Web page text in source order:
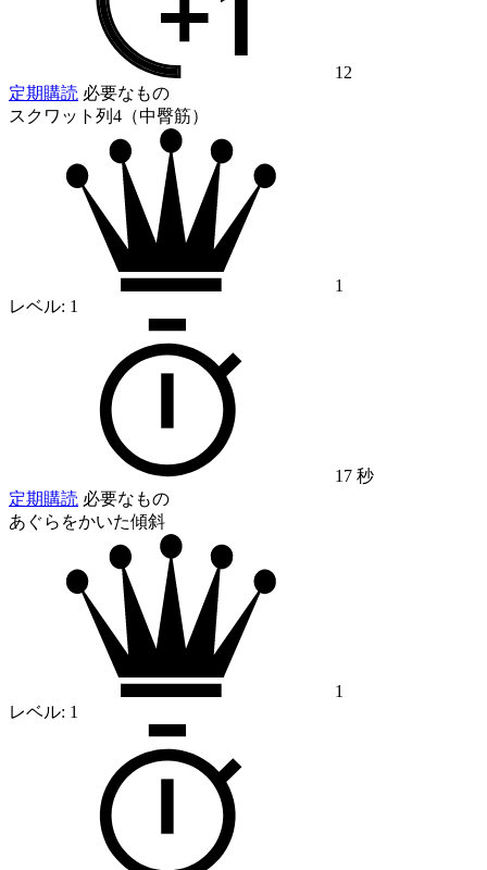
12
定期購読 必要なもの
スクワット列4（中臀筋）
1
レベル: 1
17 秒
定期購読 必要なもの
あぐらをかいた傾斜
1
レベル: 1